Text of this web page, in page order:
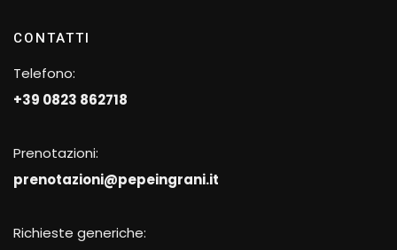
CONTATTI
Telefono:
+39 0823 862718
Prenotazioni:
prenotazioni@pepeingrani.it
Richieste generiche: